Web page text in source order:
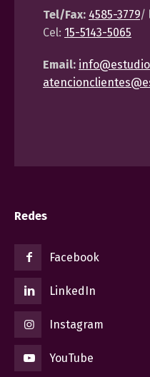
Tel/Fax: 4585-3779/
Cel: 15-5143-5065
Email:
Redes
Facebook
LinkedIn
Instagram
YouTube